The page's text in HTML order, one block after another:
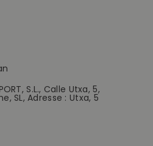
S.L., Calle Utxa, 5,
SL, Adresse : Utxa, 5